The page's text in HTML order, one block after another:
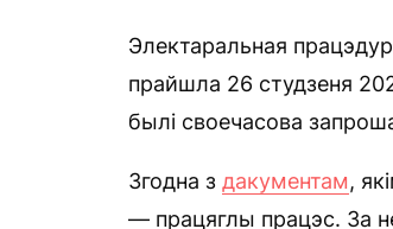
Электаральная
прайшла 26 студзеня
былі своечасова
Згодна з дакументам,
— працяглы працэс. За